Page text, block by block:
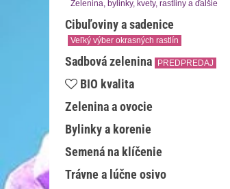
Zelenina, bylinky, kvety, rastliny a ďalšie
Cibuľoviny a sadenice
Veľký výber okrasných rastlín
Sadbová zelenina PREDPREDAJ
BIO kvalita
Zelenina a ovocie
Bylinky a korenie
Semená na klíčenie
Trávne a lúčne osivo